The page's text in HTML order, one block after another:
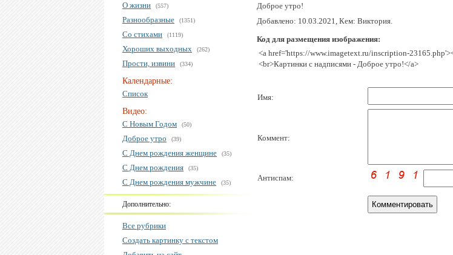
О жизни (557)
Разнообразные (1351)
Со стихами (1119)
Хороших выходных (262)
Прости, извини (334)
Календарные:
Список
Видео:
С Новым Годом
(50)
Доброе утро (39)
С Днем рождения женщине (35)
С Днем рождения (35)
С Днем рождения мужчине (35)
Дополнительно:
Все рубрики
Создать картинку с текстом
Доброе утро!
Добавлено: 10.03.2021, Кем: Виктория.
Код для размещения изображения:
<a href='https://www.imagetext.ru/inscription-
<br>Картинки с надписями - Доброе утро!</a>
Имя:
Коммент:
Антиспам: